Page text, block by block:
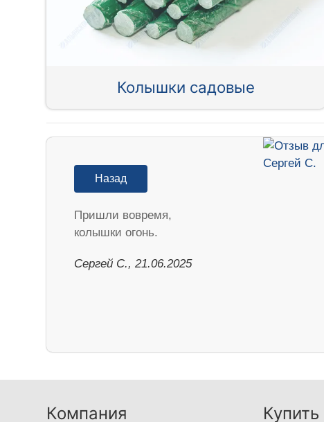
Колышки садовые
Назад
Пришли вовремя,
колышки огонь.
Сергей С., 21.06.2025
Компания